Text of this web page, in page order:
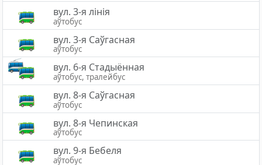
вул. 3-я лінія
аўтобус
вул. 3-я Саўгасная
аўтобус
вул. 6-я Стадыённая
аўтобус, тралейбус
вул. 8-я Саўгасная
аўтобус
вул. 8-я Чепинская
аўтобус
вул. 9-я Бебеля
аўтобус